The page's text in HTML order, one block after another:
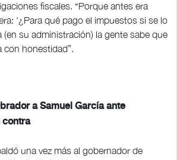
fiscales. “Porque antes era
‘¿Para qué pago el impuestos si se lo
(en su administración) la gente sabe que
con honestidad”.
a Samuel García ante
contra
una vez más al gobernador de